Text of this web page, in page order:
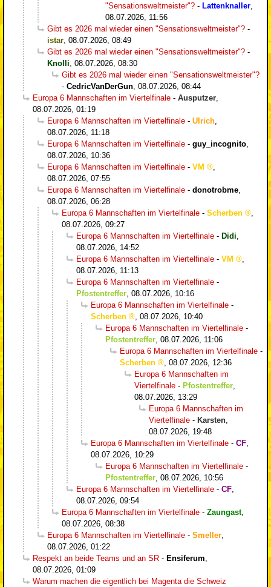
"Sensationsweltmeister"? - Lattenknaller
08.07.2026, 11:56
Gibt es 2026 mal wieder einen "Sensationsweltmeister"? -
istar 08.07.2026, 08:49
Gibt es 2026 mal wieder einen "Sensationsweltmeister"? -
Knolli 08.07.2026, 08:30
Gibt es 2026 mal wieder einen "Sensationsweltmeister"?
- CedricVanDerGun 08.07.2026, 08:44
Europa 6 Mannschaften im Viertelfinale - Ausputzer
08.07.2026, 01:19
Europa 6 Mannschaften im Viertelfinale - Ulrich
08.07.2026, 11:18
Europa 6 Mannschaften im Viertelfinale - guy_incognito
08.07.2026, 10:36
Europa 6 Mannschaften im Viertelfinale - VM
08.07.2026, 07:55
Europa 6 Mannschaften im Viertelfinale - donotrobme
08.07.2026, 06:28
Europa 6 Mannschaften im Viertelfinale - Scherben
08.07.2026, 09:27
Europa 6 Mannschaften im Viertelfinale - Didi
08.07.2026, 14:52
Europa 6 Mannschaften im Viertelfinale - VM
08.07.2026, 11:13
Europa 6 Mannschaften im Viertelfinale -
Pfostentreffer 08.07.2026, 10:16
Europa 6 Mannschaften im Viertelfinale -
Scherben
08.07.2026, 10:40
Europa 6 Mannschaften im Viertelfinale -
Pfostentreffer 08.07.2026, 11:06
Europa 6 Mannschaften im Viertelfinale -
Scherben
08.07.2026, 12:36
Europa 6 Mannschaften im
Viertelfinale - Pfostentreffer
08.07.2026, 13:29
Europa 6 Mannschaften im
Viertelfinale - Karsten
08.07.2026, 19:48
Europa 6 Mannschaften im Viertelfinale - CF
08.07.2026, 10:29
Europa 6 Mannschaften im Viertelfinale -
Pfostentreffer 08.07.2026, 10:56
Europa 6 Mannschaften im Viertelfinale - CF
08.07.2026, 09:54
Europa 6 Mannschaften im Viertelfinale - Zaungast,
08.07.2026, 08:38
Europa 6 Mannschaften im Viertelfinale - Smeller
08.07.2026, 01:22
Respekt an beide Teams und an SR - Ensiferum
08.07.2026, 01:09
Warum machen die eigentlich bei Magenta die Schweiz